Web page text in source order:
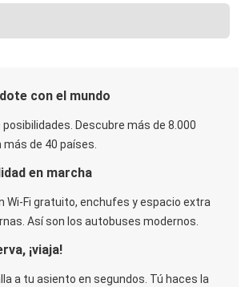
con el mundo
posibilidades. Descubre más de 8.000
de 40 países.
en marcha
Wi-Fi gratuito, enchufes y espacio extra
Así son los autobuses modernos.
¡viaja!
a tu asiento en segundos. Tú haces la